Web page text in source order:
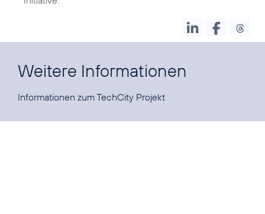
Weitere Informationen
Informationen zumTechCity Projekt